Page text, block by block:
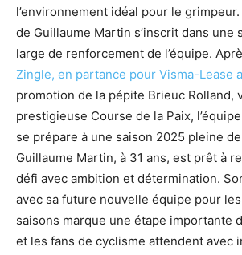
l’environnement idéal pour le
de Guillaume Martin s’inscrit dans une
large de renforcement de l’équipe.
Zingle, en partance pour Visma-Lease
promotion de la pépite Brieuc Rolland,
prestigieuse Course de la Paix,
se prépare à une saison 2025 pleine
Guillaume Martin, à 31 ans, est prêt à
défi avec ambition et détermination.
avec sa future nouvelle équipe pour
saisons marque une étape importante
et les fans de cyclisme attendent avec